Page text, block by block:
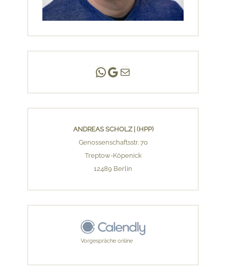
Andreas Scholz | (HPP)
Praxis Adlershof
E-Mail an mich ...
ANDREAS SCHOLZ | (HPP)
Genossenschaftsstr. 70
Treptow-Köpenick
12489 Berlin
Vorgespräche online